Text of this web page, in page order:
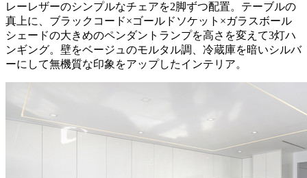
レーレザーのシンプルなチェアを2脚ずつ配置。テーブルの
真上に、ブラックコード×ゴールドソケット×ガラスボール
シェードの大きめのペンダントランプを高さを変えて3灯ハ
ンギング。壁をベージュのモルタル調、冷蔵庫を暗いシルバ
ーにして無機質な印象をアップしたインテリア。